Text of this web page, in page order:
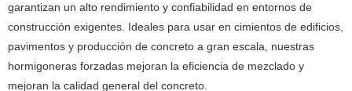
garantizan un alto rendimiento y confiabilidad en entornos de
construcción exigentes. Ideales para usar en cimientos de edificios,
pavimentos y producción de concreto a gran escala, nuestras
hormigoneras forzadas mejoran la eficiencia de mezclado y
mejoran la calidad general del concreto.